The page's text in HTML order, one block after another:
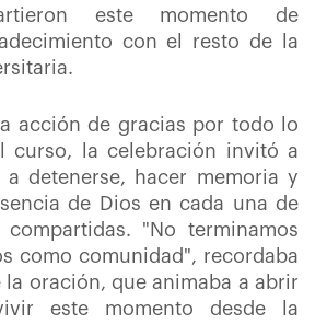
este momento de
con el resto de la
acción de gracias por todo lo
curso, la celebración invitó a
a detenerse, hacer memoria y
de Dios en cada una de
compartidas. "No terminamos
como comunidad", recordaba
oración, que animaba a abrir
este momento desde la